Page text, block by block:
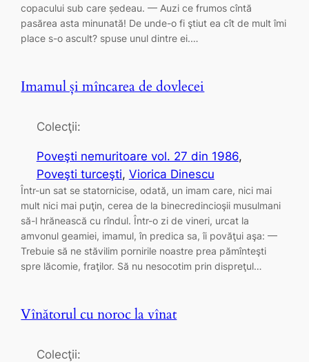
copacului sub care ședeau. — Auzi ce frumos cîntă
pasărea asta minunată! De unde-o fi ştiut ea cît de mult îmi
place s-o ascult? spuse unul dintre ei.…
Imamul și mîncarea de dovlecei
Colecţii:
Poveşti nemuritoare vol. 27 din 1986
Poveşti turceşti, Viorica Dinescu
Într-un sat se statornicise, odată, un imam care, nici mai
mult nici mai puţin, cerea de la binecredincioşii musulmani
să-l hrănească cu rîndul. Într-o zi de vineri, urcat la
amvonul geamiei, imamul, în predica sa, îi povăţui aşa: —
Trebuie să ne stăvilim pornirile noastre prea pămînteşti
spre lăcomie, fraţilor. Să nu nesocotim prin dispreţul…
Vînătorul cu noroc la vînat
Colecţii: